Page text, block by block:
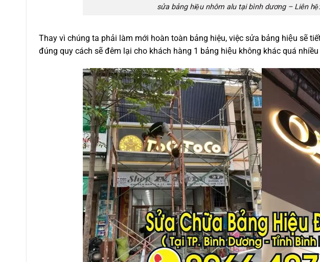
sửa bảng hiệu nhôm alu tại bình dương – Liên
Thay vì chúng ta phải làm mới hoàn toàn bảng hiệu, việc sửa bảng hiệu sẽ
đúng quy cách sẽ đêm lại cho khách hàng 1 bảng hiệu không khác quá